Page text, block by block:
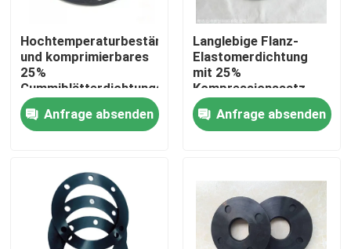
Produkte
Über uns
Hochtemperaturbeständiges
und komprimierbares
25%
Gummiblätterdichtungsset
für Industrie
Anfrage absenden
Langlebige Flanz-
Elastomerdichtung
mit 25%
Kompressionssatz
und ausgezeichneter
Alkalibeständigkeit
Anfrage absenden